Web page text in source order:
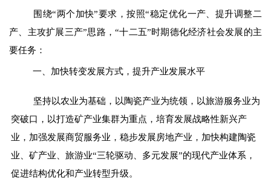
围绕“两个加快”要求，按照“稳定优化一产、提升调整二
产、主攻扩展三产”思路 ，“十二五”时期德化经济社会发展的主
要任务：
一、加快转变发展方式，提升产业发展水平
坚持以农业为基础，以陶瓷产业为统领，以旅游服务业为
突破口， 以打造矿产业集群为重点 ，培育发展战略性新兴产
业 ， 加强发展商贸服务业，稳步发展房地产业 ，加快构建陶瓷
业、矿产业、旅游业“三轮驱动、多元发展”的现代产业体系，
促进结构优化和产业转型升级。